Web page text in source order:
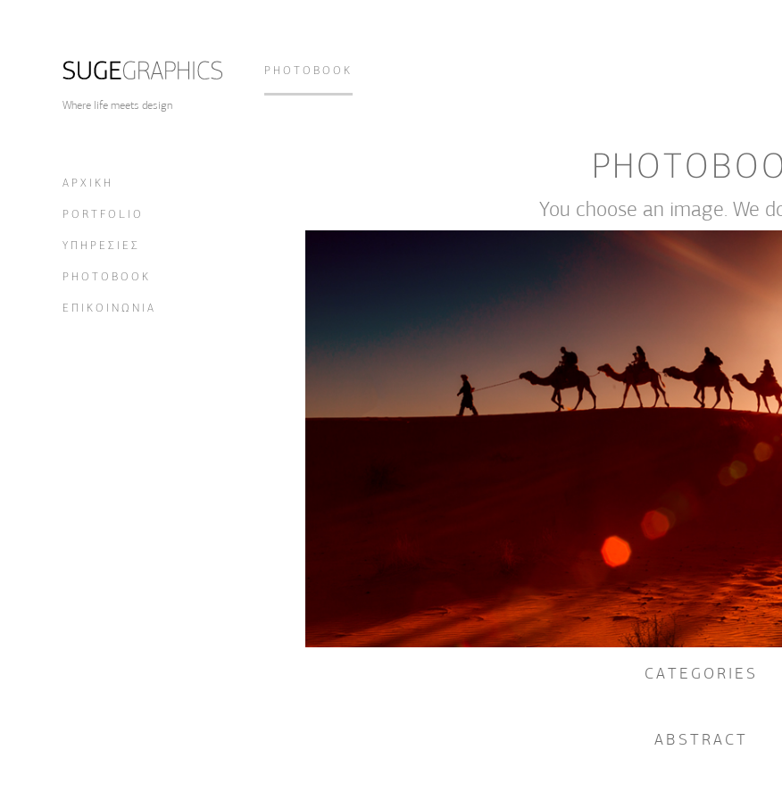
Where life meets design
ΑΡΧΙΚΗ
PORTFOLIO
ΥΠΗΡΕΣΙΕΣ
PHOTOBOOK
ΕΠΙΚΟΙΝΩΝΙΑ
PHOTOBOOK
You choose an image. We
CATEGORIES
ABSTRACT